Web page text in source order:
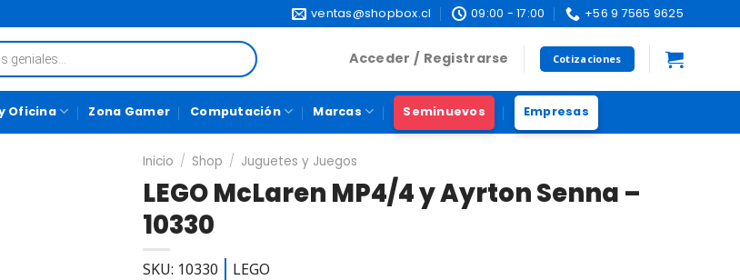
ventas@shopbox.cl 09:00 - 17:00 +56 9 7565 9625
Acceder / Registrarse Cotizaciones
Oficina Zona Gamer Computación Marcas Seminuevos Empresas
Inicio / Shop / Juguetes y Juegos
LEGO McLaren MP4/4 y Ayrton Senna –
10330
SKU: 10330 LEGO